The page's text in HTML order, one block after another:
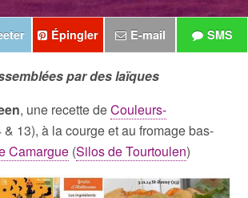
Épingler E-mail SMS
par des laïques
, une recette deCouleurs-
13), à la courge et au fromage bas-
Camargue (Silos de Tourtoulen)